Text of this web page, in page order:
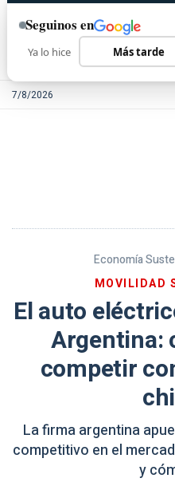
7/8/2026
Economía
MOVILIDAD
El auto
Argentina:
competir
La firma argentina
competitivo en el
y
Seguinos en
Ya lo hice Más tarde